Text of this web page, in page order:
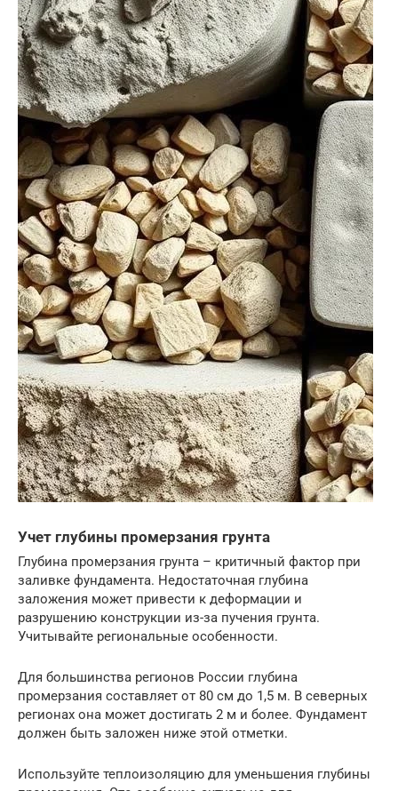
Учет глубины промерзания грунта
Глубина промерзания грунта – критичный фактор при
заливке фундамента. Недостаточная глубина
заложения может привести к деформации и
разрушению конструкции из-за пучения грунта.
Учитывайте региональные особенности.
Для большинства регионов России глубина
промерзания составляет от 80 см до 1,5 м. В северных
регионах она может достигать 2 м и более. Фундамент
должен быть заложен ниже этой отметки.
Используйте теплоизоляцию для уменьшения глубины